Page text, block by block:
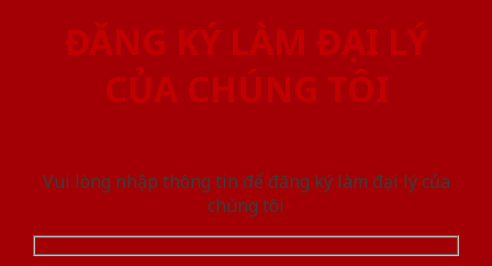
ĐĂNG KÝ LÀM ĐẠI LÝ
CỦA CHÚNG TÔI
Vui lòng nhập thông tin để đăng ký làm đại lý của
chúng tôi